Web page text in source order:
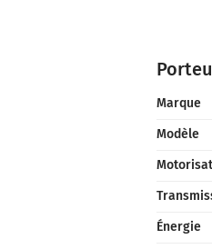
Marque
Modèle
Énergie